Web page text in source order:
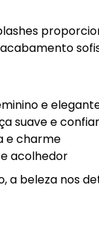
e
suave e
e charme
acolhedor
beleza nos